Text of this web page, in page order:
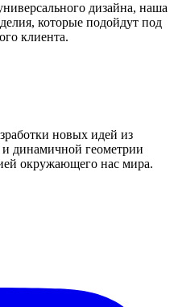
дизайна, наша
которые подойдут под
клиента.
новых идей из
динамичной геометрии
окружающего нас мира.